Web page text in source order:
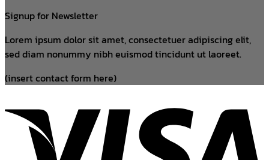
Signup for Newsletter
Lorem ipsum dolor sit amet, consectetuer adipiscing elit,
sed diam nonummy nibh euismod tincidunt ut laoreet.
(insert contact form here)